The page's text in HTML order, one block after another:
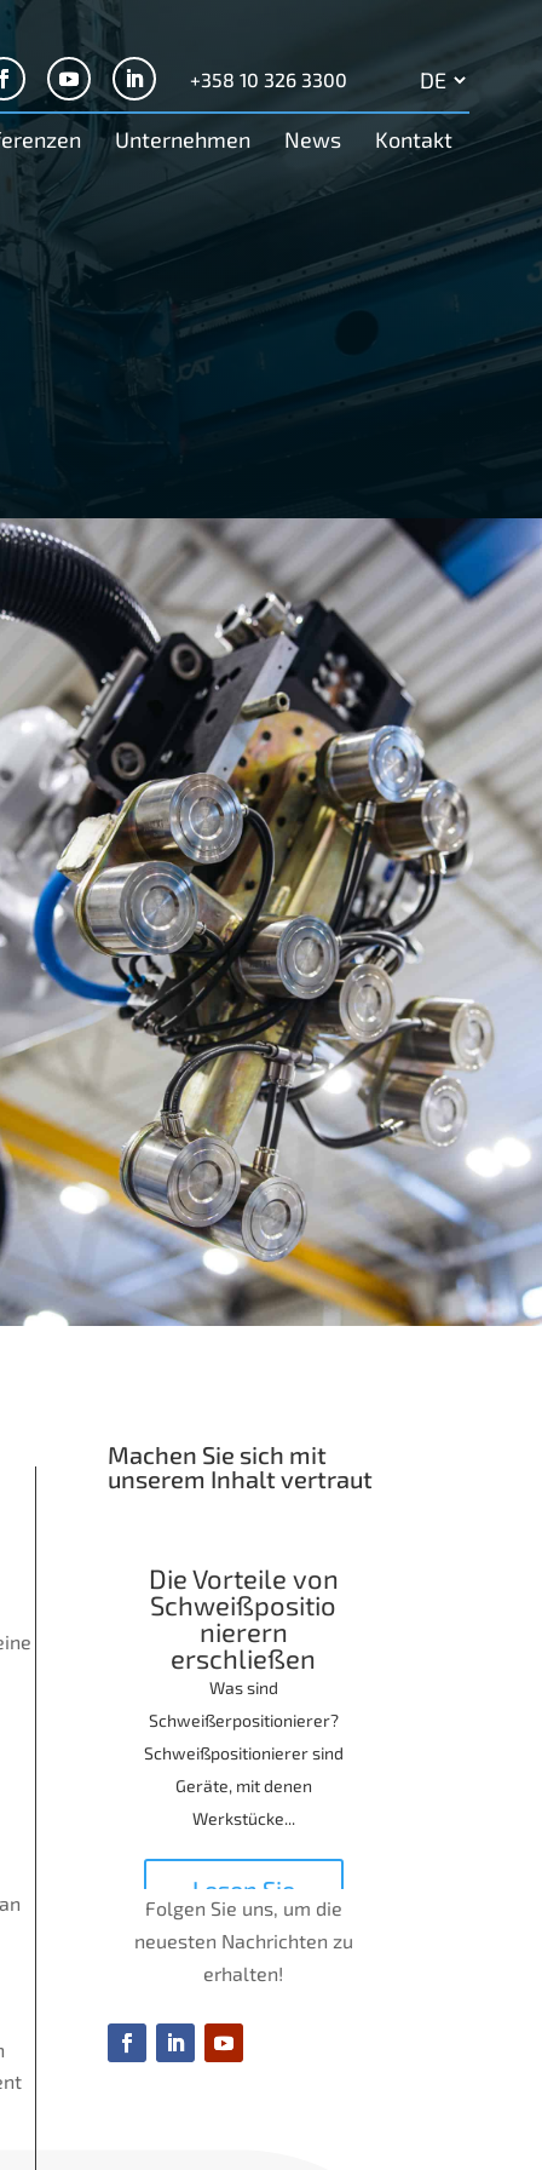
+358 10 326 3300
Search
for:
Unternehmen News Kontakt
Machen Sie sich mit
unserem Inhalt vertraut
Die Vorteile von
Schweißpositio
nierern
erschließen
Was sind
Schweißerpositionierer?
Schweißpositionierer sind
Geräte, mit denen
Werkstücke...
Lesen Sie
mehr
Folgen Sie uns, um die
neuesten Nachrichten zu
erhalten!